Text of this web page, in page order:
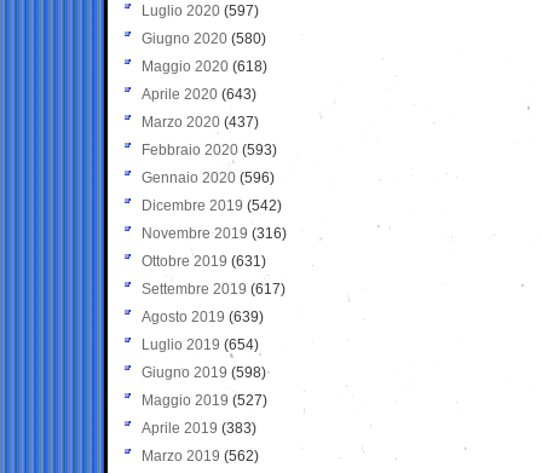
Luglio 2020 (597)
Giugno 2020 (580)
Maggio 2020 (618)
Aprile 2020 (643)
Marzo 2020 (437)
Febbraio 2020 (593)
Gennaio 2020 (596)
Dicembre 2019 (542)
Novembre 2019 (316)
Ottobre 2019 (631)
Settembre 2019 (617)
Agosto 2019 (639)
Luglio 2019 (654)
Giugno 2019 (598)
Maggio 2019 (527)
Aprile 2019 (383)
Marzo 2019 (562)